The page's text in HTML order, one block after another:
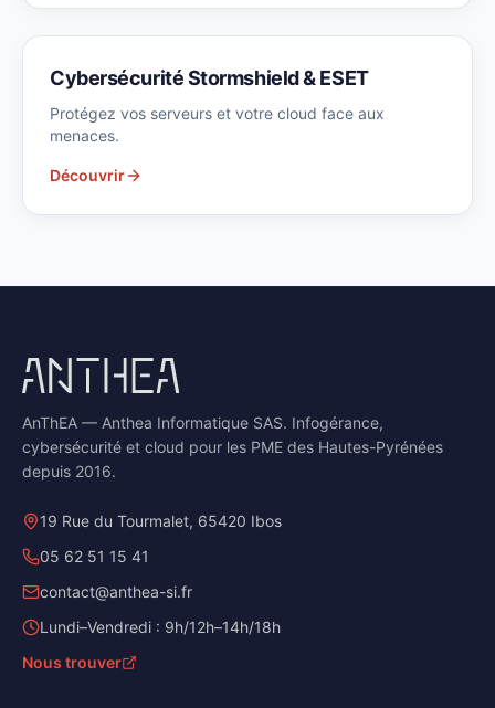
Cybersécurité Stormshield & ESET
Protégez vos serveurs et votre cloud face aux
menaces.
Découvrir
AnThEA — Anthea Informatique SAS. Infogérance,
cybersécurité et cloud pour les PME des Hautes-Pyrénées
depuis 2016.
19 Rue du Tourmalet, 65420 Ibos
05 62 51 15 41
contact@anthea-si.fr
Lundi–Vendredi : 9h/12h–14h/18h
Nous trouver